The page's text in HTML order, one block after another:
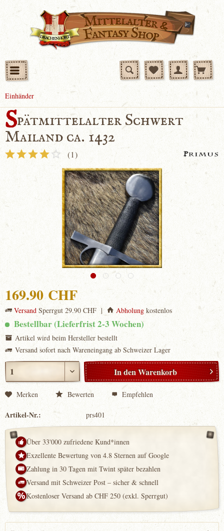
Einhänder
Spätmittelalter Schwert
Mailand ca. 1432
(1)
169.90 CHF
VersandSperrgut 29.90 CHF | Abholung kostenlos
Bestellbar (Lieferfrist 2-3 Wochen)
Artikel wird beim Hersteller bestellt
Versand sofort nach Wareneingang ab Schweizer Lager
In denWarenkorb
Merken Bewerten Empfehlen
Artikel-Nr.: prs401
Über 33'000 zufriedene Kund*innen
Exzellente Bewertung von 4.8 Sternen auf Google
Zahlung in 30 Tagen mit Twint später bezahlen
Versand mit Schweizer Post – sicher & schnell
Kostenloser Versand ab CHF 250 (exkl. Sperrgut)